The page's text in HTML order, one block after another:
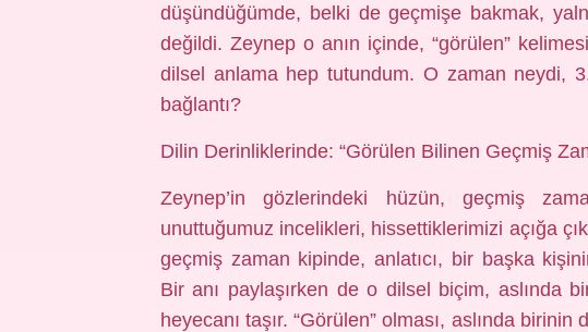
düşündüğümde, belki de geçmişe bakmak,
değildi. Zeynep o anın içinde, “görülen”
dilsel anlama hep tutundum. O zaman neydi,
bağlantı?
Dilin Derinliklerinde: “Görülen Bilinen Geçmiş
Zeynep’in gözlerindeki hüzün, geçmiş
unuttuğumuz incelikleri, hissettiklerimizi açığa
geçmiş zaman kipinde, anlatıcı, bir başka
Bir anı paylaşırken de o dilsel biçim, aslında
heyecanı taşır. “Görülen” olması, aslında